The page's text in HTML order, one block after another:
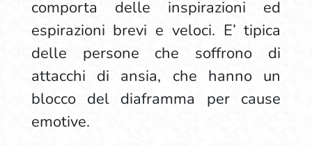
comporta delle inspirazioni ed
espirazioni brevi e veloci. E’ tipica
delle persone che soffrono di
attacchi di ansia, che hanno un
blocco del diaframma per cause
emotive.